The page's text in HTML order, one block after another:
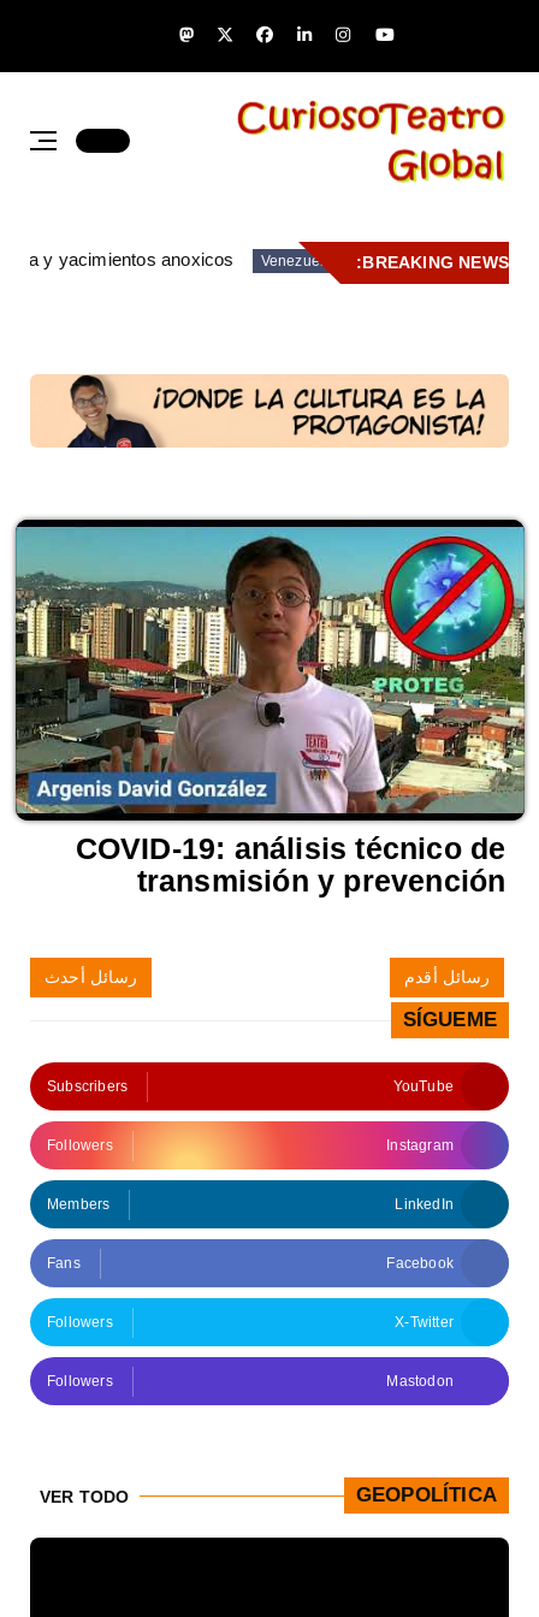
BREAKING NEWS:
Venezuela
y yacimientos anoxicos
COVID-19: análisis técnico de
transmisión y prevención
رسائل أحدث رسائل أقدم
SÍGUEME
YouTube
Subscribers
Instagram
Followers
LinkedIn
Members
Facebook
Fans
X-Twitter
Followers
Mastodon
Followers
GEOPOLÍTICA
VER TODO